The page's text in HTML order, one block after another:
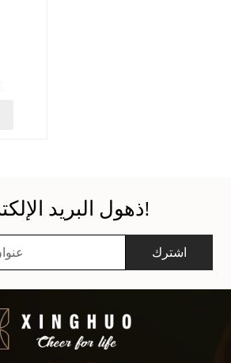
ذهول البريد الإلكتروني!
اشترك